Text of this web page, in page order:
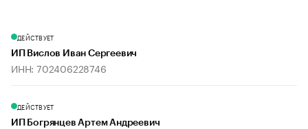
ДЕЙСТВУЕТ
ИП Вислов Иван Сергеевич
ИНН: 702406228746
ДЕЙСТВУЕТ
ИП Богрянцев Артем Андреевич